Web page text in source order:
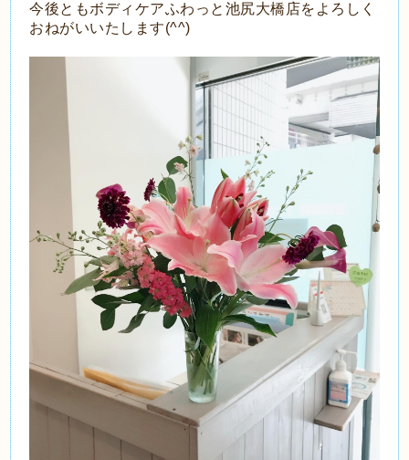
今後ともボディケアふわっと池尻大橋店をよろしく
おねがいいたします(^^)